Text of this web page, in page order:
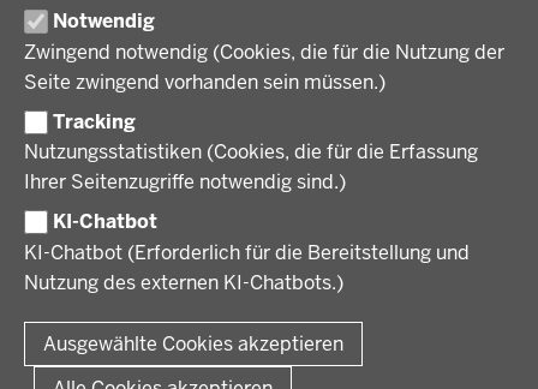
Notwendig
Zwingend notwendig (Cookies, die für die Nutzung der
Seite zwingend vorhanden sein müssen.)
Tracking
Nutzungsstatistiken (Cookies, die für die Erfassung
Ihrer Seitenzugriffe notwendig sind.)
KI-Chatbot
KI-Chatbot (Erforderlich für die Bereitstellung und
Nutzung des externen KI-Chatbots.)
Ausgewählte Cookies akzeptieren
Wirtschaft, Kultur und Kommunales
Regierungsbezirk Münster
Geschichte und Gegenwart
Behördenleitung
Organisation
Förderlotsinnen und Förderlotsen
KARRIERE UND AUSBILDUNG
Stellenangebote
Ausbildung
Volljurist:in
Praktikum
Stellenangebote im Schulbereich
VERFAHREN UND BEKANNTMACHUNGEN
Amtsblatt
Verfahrensübersichten
PRESSE
Pressemitteilungen
Podcast
© 2026 Bezirksregierung Münster
Fußzeile
Impressum Datenschutz Rechtliche Hinweise
Kurzlink zu dieser Seite